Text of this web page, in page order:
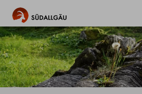
Die schönste Seite im Allgäu
Aktuell
Destination
Gastgeber
Warenkorb ist leer